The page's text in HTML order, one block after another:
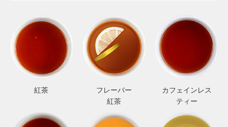
紅茶
フレーバー
紅茶
カフェインレス
ティー